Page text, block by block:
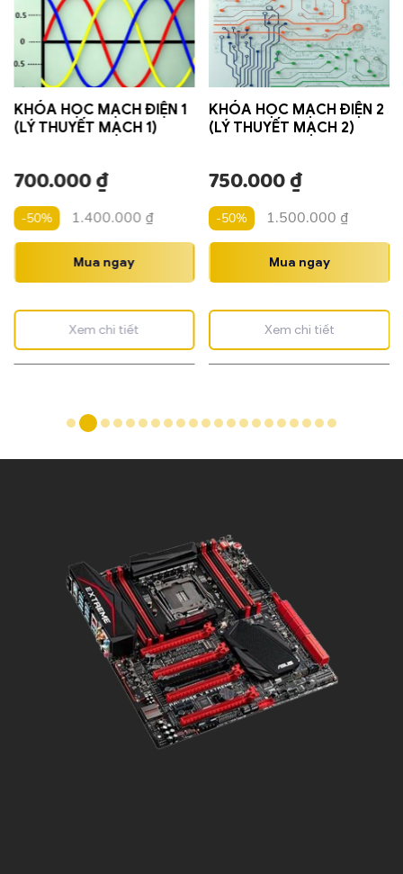
KHÓA HỌC MẠCH ĐIỆN 1
(LÝ THUYẾT MẠCH 1)
700.000₫
-50% 1.400.000 ₫
Mua ngay
Xem chi tiết
KHÓA HỌC MẠCH ĐIỆN 2
(LÝ THUYẾT MẠCH 2)
750.000₫
-50% 1.500.000 ₫
Mua ngay
Xem chi tiết